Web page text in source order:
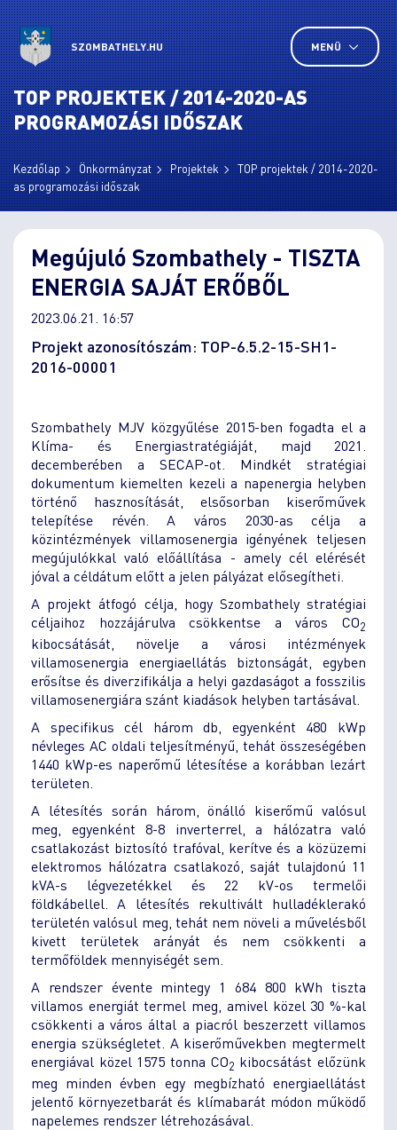
SZOMBATHELY.HU MENÜ
TOP PROJEKTEK / 2014-2020-AS
PROGRAMOZÁSI IDŐSZAK
Kezdőlap Önkormányzat Projektek
TOP projektek / 2014-2020-
as programozási időszak
Megújuló Szombathely - TISZTA
ENERGIA SAJÁT ERŐBŐL
2023.06.21. 16:57
Projekt azonosítószám: TOP-6.5.2-15-SH1-
2016-00001
Szombathely MJV közgyűlése 2015-ben fogadta el a
Klíma- és Energiastratégiáját, majd 2021.
decemberében a SECAP-ot. Mindkét stratégiai
dokumentum kiemelten kezeli a napenergia helyben
történő hasznosítását, elsősorban kiserőművek
telepítése révén. A város 2030-as célja a
közintézmények villamosenergia igényének teljesen
megújulókkal való előállítása - amely cél elérését
jóval a céldátum előtt a jelen pályázat elősegítheti.
A projekt átfogó célja, hogy Szombathely stratégiai
céljaihoz hozzájárulva csökkentse a város CO2
kibocsátását, növelje a városi intézmények
villamosenergia energiaellátás biztonságát, egyben
erősítse és diverzifikálja a helyi gazdaságot a fosszilis
villamosenergiára szánt kiadások helyben tartásával.
A specifikus cél három db, egyenként 480 kWp
névleges AC oldali teljesítményű, tehát összeségében
1440 kWp-es naperőmű létesítése a korábban lezárt
területen.
A létesítés során három, önálló kiserőmű valósul
meg, egyenként 8-8 inverterrel, a hálózatra való
csatlakozást biztosító trafóval, kerítve és a közüzemi
elektromos hálózatra csatlakozó, saját tulajdonú 11
kVA-s légvezetékkel és 22 kV-os termelői
földkábellel. A létesítés rekultivált hulladéklerakó
területén valósul meg, tehát nem növeli a művelésből
kivett területek arányát és nem csökkenti a
termőföldek mennyiségét sem.
A rendszer évente mintegy 1 684 800 kWh tiszta
villamos energiát termel meg, amivel közel 30 %-kal
csökkenti a város által a piacról beszerzett villamos
energia szükségletet. A kiserőművekben megtermelt
energiával közel 1575 tonna CO2 kibocsátást előzünk
meg minden évben egy megbízható energiaellátást
jelentő környezetbarát és klímabarát módon működő
napelemes rendszer létrehozásával.